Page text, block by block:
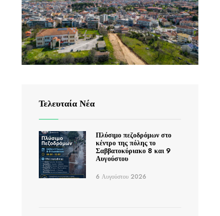
Τελευταία Νέα
Πλύσιμο πεζοδρόμων στο
κέντρο της πόλης το
Σαββατοκύριακο 8 και 9
Αυγούστου
6 Αυγούστου 2026